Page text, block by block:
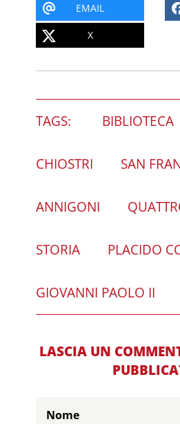
EMAIL
X
TAGS: BIBLIOTECA
CHIOSTRI SAN
ANNIGONI
STORIA PLACIDO
GIOVANNI PAOLO II
LASCIA UN
Nome